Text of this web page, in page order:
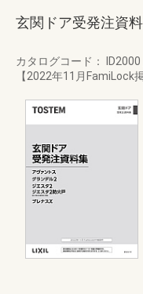
玄関ドア受発注資
カタログコード： ID2000
【2022年11月FamiLock